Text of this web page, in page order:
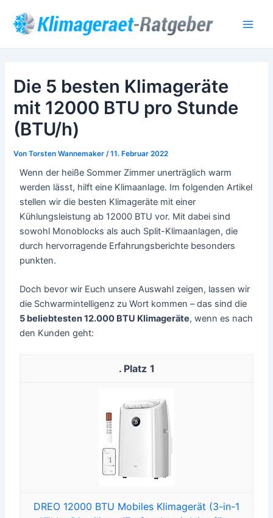
Inhalt
springen
Die 5 besten Klimageräte
mit 12000 BTU pro Stunde
(BTU/h)
VonTorsten Wannemaker /11. Februar 2022
Wenn der heiße Sommer Zimmer unerträglich warm
werden lässt, hilft eine Klimaanlage. Im folgenden Artikel
stellen wir die besten Klimageräte mit einer
Kühlungsleistung ab 12000 BTU vor. Mit dabei sind
sowohl Monoblocks als auch Split-Klimaanlagen, die
durch hervorragende Erfahrungsberichte besonders
punkten.
Doch bevor wir Euch unsere Auswahl zeigen, lassen wir
die Schwarmintelligenz zu Wort kommen – das sind die
5 beliebtesten 12.000 BTU Klimageräte, wenn es nach
den Kunden geht:
1
DREO 12000 BTU Mobiles Klimagerät (3-in-1
navigation